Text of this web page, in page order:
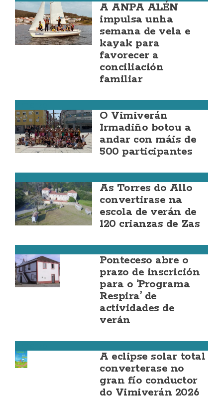
A ANPA ALÉN
impulsa unha
semana de vela e
kayak para
favorecer a
conciliación
familiar
O Vimiverán
Irmadiño botou a
andar con máis de
500 participantes
As Torres do Allo
convertirase na
escola de verán de
120 crianzas de Zas
Ponteceso abre o
prazo de inscrición
para o ‘Programa
Respira’ de
actividades de
verán
A eclipse solar total
converterase no
gran fío conductor
do Vimiverán 2026